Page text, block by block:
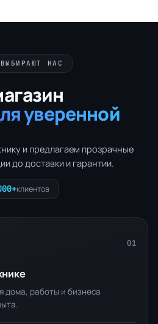
НАС
уверенной
и предлагаем прозрачные
до доставки и гарантии.
клиентов
01
дома, работы и бизнеса